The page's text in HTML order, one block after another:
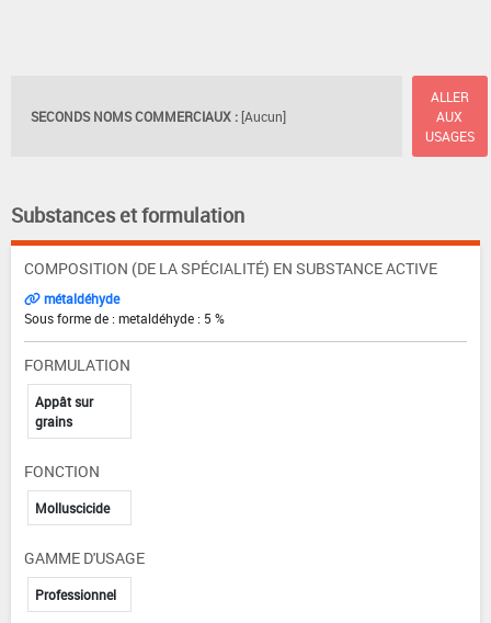
SECONDS NOMS COMMERCIAUX : [Aucun]
ALLER
AUX
USAGES
Substances et formulation
COMPOSITION (DE LA SPÉCIALITÉ) EN SUBSTANCE ACTIVE
métaldéhyde
Sous forme de : metaldéhyde : 5 %
FORMULATION
Appât sur
grains
FONCTION
Molluscicide
GAMME D'USAGE
Professionnel